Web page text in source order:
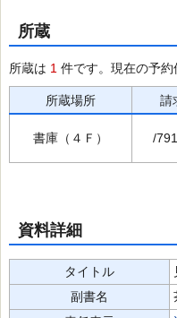
所蔵
所蔵は 1 件です。現在の予約
所蔵場所 請
書庫（４Ｆ） /
資料詳細
タイトル
副書名